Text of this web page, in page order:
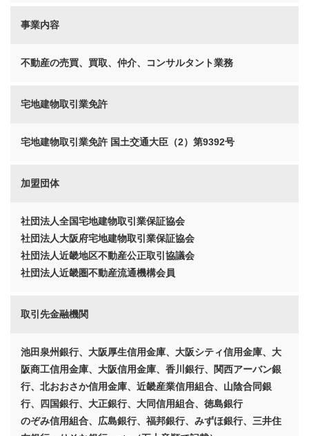
事業内容
不動産の売買、買取、仲介、コンサルタント業務
宅地建物取引業免許
宅地建物取引業免許 国土交通大臣（2）第9392号
加盟団体
社団法人全国宅地建物取引業保証協会
社団法人大阪府宅地建物取引業保証協会
社団法人近畿地区不動産公正取引協議会
社団法人近畿圏不動産流通機構会員
取引先金融機関
池田泉州銀行、大阪厚生信用金庫、大阪シティ信用金庫、大
阪商工信用金庫、大阪信用金庫、香川銀行、関西アーバン銀
行、北おおさか信用金庫、近畿産業信用組合、山陰合同銀
行、四国銀行、大正銀行、大同信用組合、徳島銀行
のぞみ信用組合、広島銀行、福邦銀行、みずほ銀行、三井住